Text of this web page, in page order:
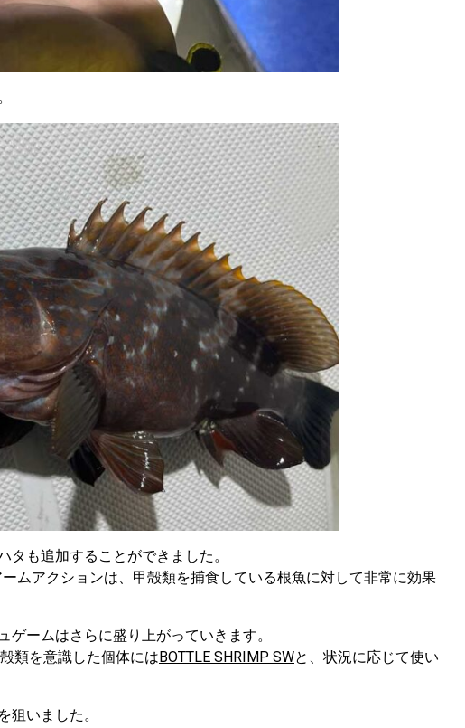
も追加することができました。
ムアクションは、甲殻類を捕食している根魚に対して非常に効果
ームはさらに盛り上がっていきます。
殻類を意識した個体にはBOTTLE SHRIMP SWと、状況に応じて使い
狙いました。